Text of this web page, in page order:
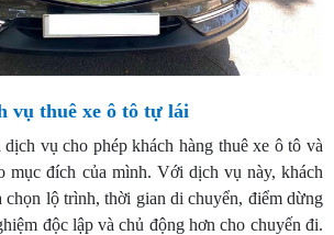
vụ thuê xe ô tô tự lái
vụ cho phép khách hàng thuê xe ô tô và
mục đích của mình. Với dịch vụ này, khách
chọn lộ trình, thời gian di chuyển, điểm dừng
độc lập và chủ động hơn cho chuyến đi.